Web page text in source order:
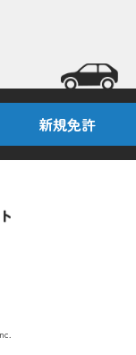
新規免許